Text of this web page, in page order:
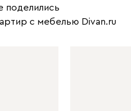
поделились
с мебелью Divan.ru